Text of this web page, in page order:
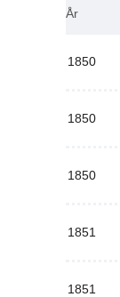
År
1850
1850
1850
1851
1851